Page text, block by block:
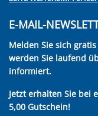
E-MAIL-
Melden Sie sich
werden Sie laufend
informiert.
Jetzt erhalten Sie bei
5,00 Gutschein!